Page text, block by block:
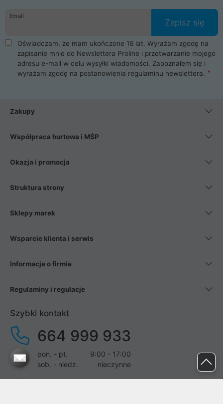
Email
Zapisz się
Oświadczam, że mam ukończone 16 lat. Wyrażam zgodę na
zapisanie mnie do Newslettera Proline i przetwarzanie mojego
adresu e-mail w celu wysyłki wiadomości. Zapoznałem się i
wyrażam zgodę na postanowienia regulaminu newslettera.
Zakupy
Współpraca hurtowa i MŚP
Okazja i promocja
Struktura strony
Sklepy marek
Wsparcie klienta i serwis
Informacje o firmie
Regulaminy i regulacje
Szybki kontakt
664 999 933
pon. - pt.
9:00 - 17:00
sob. - niedz.
nieczynne